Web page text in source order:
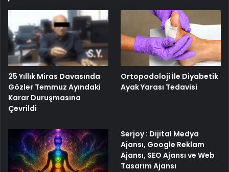
25 Yıllık Miras Davasında
Gözler Temmuz Ayındaki
Karar Duruşmasına
Çevrildi
Ortopodoloji İle Diyabetik
Ayak Yarası Tedavisi
Serjoy : Dijital Medya
Ajansı, Google Reklam
Ajansı, SEO Ajansı ve Web
Tasarım Ajansı